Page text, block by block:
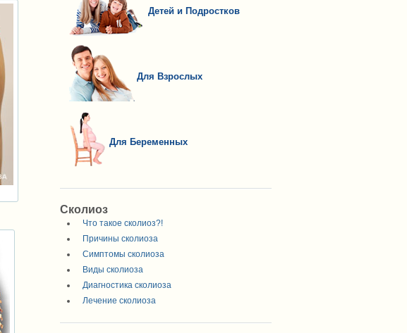
Детей и Подростков
Для Взрослых
Для Беременных
Сколиоз
Что такое сколиоз?!
Причины сколиоза
Симптомы сколиоза
Виды сколиоза
Диагностика сколиоза
Лечение сколиоза